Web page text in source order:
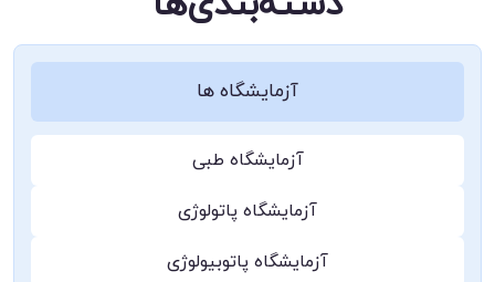
آزمایشگاه ها
آزمایشگاه طبی
آزمایشگاه پاتولوژی
آزمایشگاه پاتوبیولوژی